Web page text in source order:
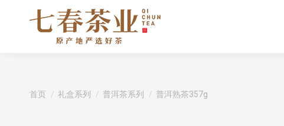
您在这里：
首页 礼盒系列 普洱茶系列 普洱熟茶357g